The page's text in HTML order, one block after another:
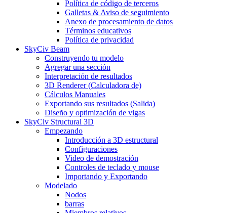
Política de código de terceros
Galletas & Aviso de seguimiento
Anexo de procesamiento de datos
Términos educativos
Política de privacidad
SkyCiv Beam
Construyendo tu modelo
Agregar una sección
Interpretación de resultados
3D Renderer (Calculadora de)
Cálculos Manuales
Exportando sus resultados (Salida)
Diseño y optimización de vigas
SkyCiv Structural 3D
Empezando
Introducción a 3D estructural
Configuraciones
Video de demostración
Controles de teclado y mouse
Importando y Exportando
Modelado
Nodos
barras